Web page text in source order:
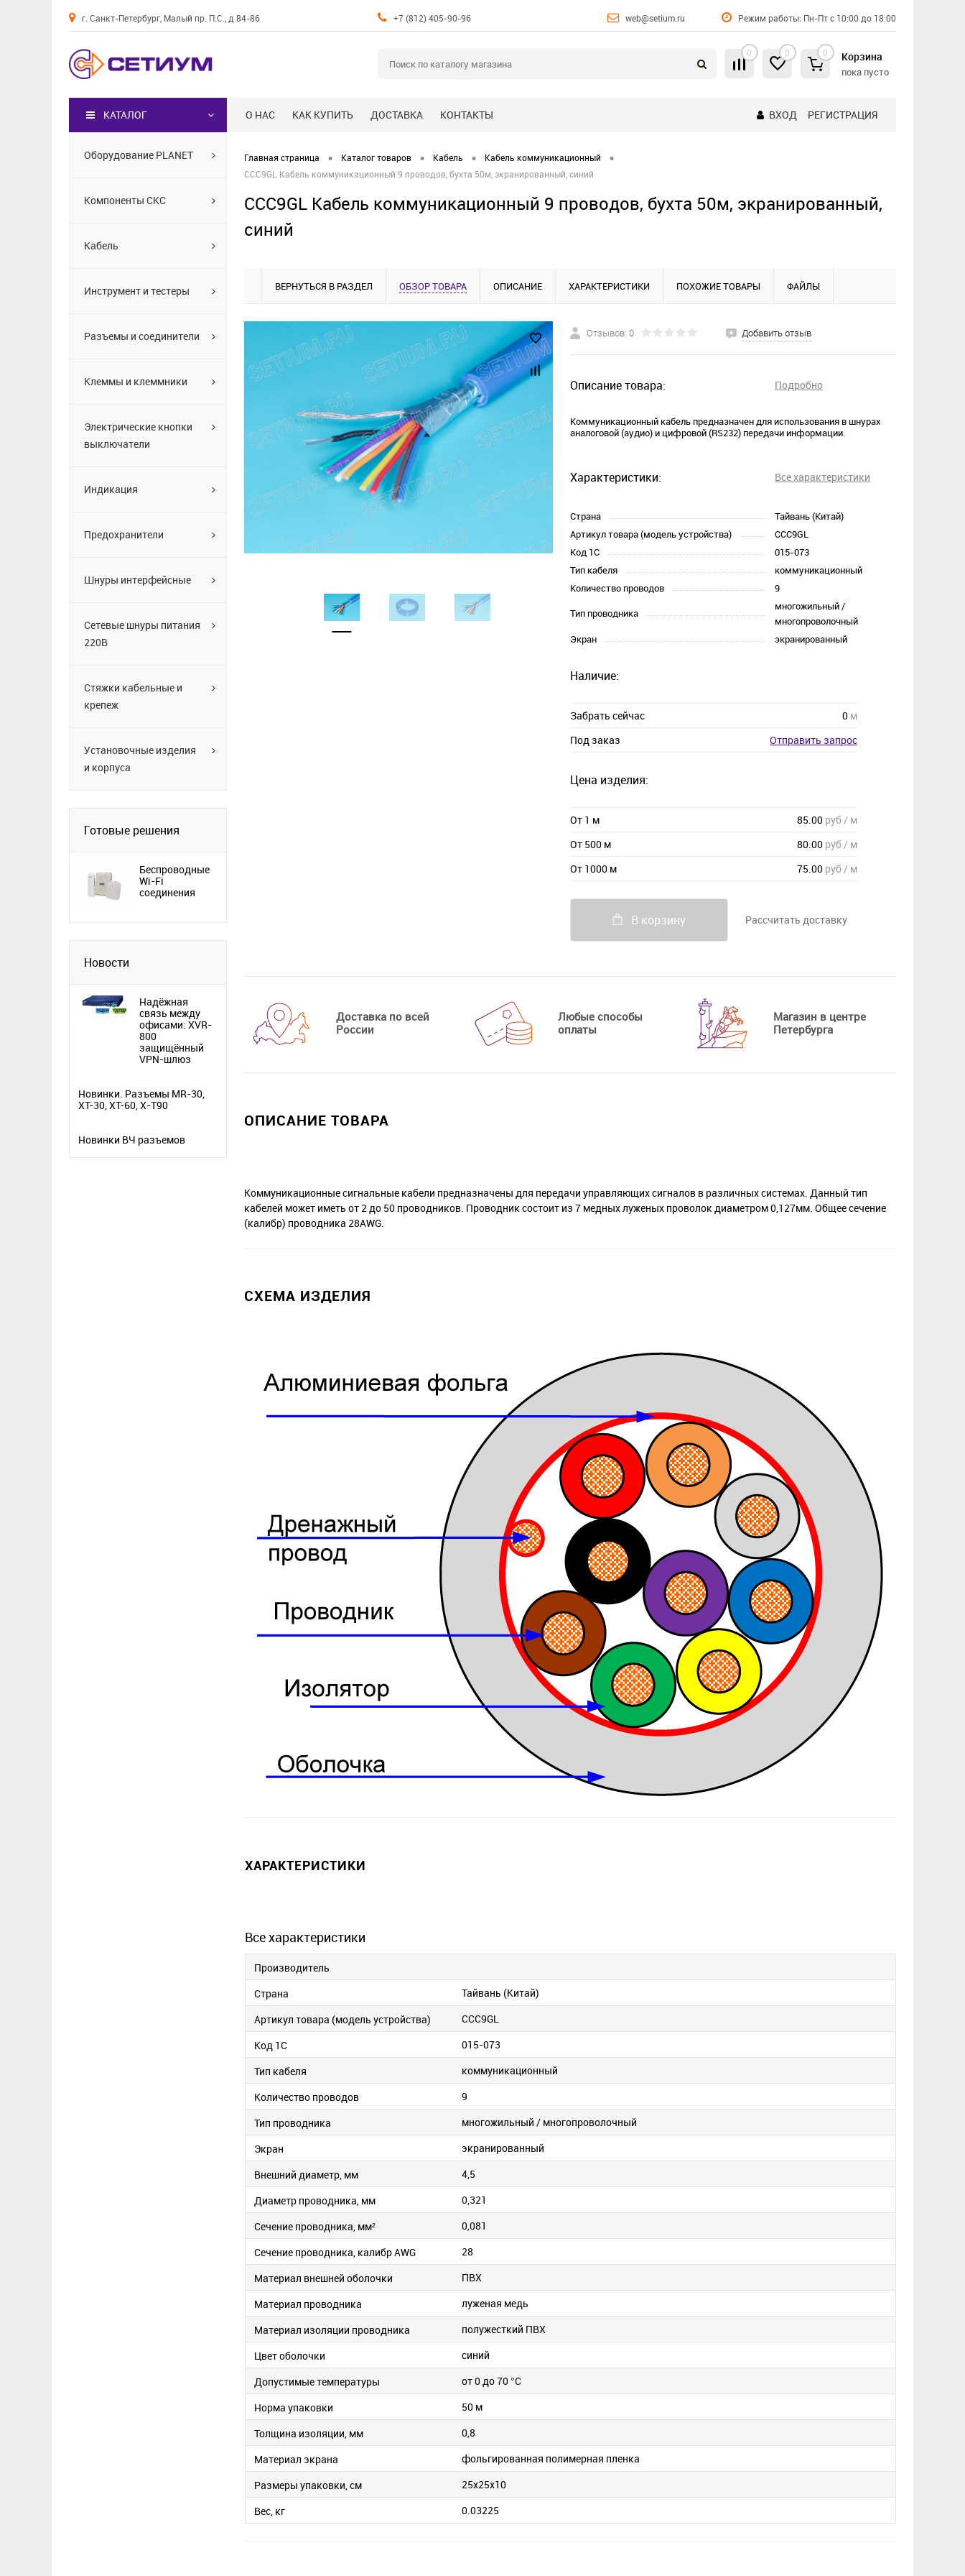
г. Санкт-Петербург, Малый пр. П.С., д 84-86 +7 (812) 405-90-96 web@setium.ru Режим работы: Пн-Пт с 10:00 до 18:00
0 0 0 Корзина
пока пусто
О НАС КАК КУПИТЬ ДОСТАВКА КОНТАКТЫ ВХОД РЕГИСТРАЦИЯ
КАТАЛОГ
Оборудование PLANET
Компоненты СКС
Кабель
Инструмент и тестеры
Разъемы и соединители
Клеммы и клеммники
Электрические кнопки
выключатели
Индикация
Предохранители
Шнуры интерфейсные
Сетевые шнуры питания
220В
Стяжки кабельные и
крепеж
Установочные изделия
и корпуса
Готовые решения
Беспроводные
Wi-Fi
соединения
Новости
Надёжная
связь между
офисами: XVR-
800
защищённый
VPN-шлюз
Новинки. Разъемы MR-30,
XT-30, XT-60, X-T90
Новинки ВЧ разъемов
Главная страница • Каталог товаров • Кабель • Кабель коммуникационный •
CCC9GL Кабель коммуникационный 9 проводов, бухта 50м, экранированный, синий
CCC9GL Кабель коммуникационный 9 проводов, бухта 50м, экранированный,
синий
ВЕРНУТЬСЯ В РАЗДЕЛ ОБЗОР ТОВАРА ОПИСАНИЕ ХАРАКТЕРИСТИКИ ПОХОЖИЕ ТОВАРЫ ФАЙЛЫ
Отзывов: 0 Добавить отзыв
Описание товара: Подробно
Коммуникационный кабель предназначен для использования в шнурах
аналоговой (аудио) и цифровой (RS232) передачи информации.
Характеристики: Все характеристики
Страна
Тайвань (Китай)
Артикул товара (модель устройства)
CCC9GL
Код 1С
015-073
Тип кабеля
коммуникационный
Количество проводов
9
Тип проводника
многожильный /
многопроволочный
Экран
экранированный
Наличие:
Забрать сейчас 0 м
Под заказ
Отправить запрос
Цена изделия:
От 1 м 85.00 руб / м
От 500 м
80.00 руб / м
От 1000 м
75.00 руб / м
В корзину Рассчитать доставку
Доставка по всей
России
Любые способы
оплаты
Магазин в центре
Петербурга
ОПИСАНИЕ ТОВАРА
Коммуникационные сигнальные кабели предназначены для передачи управляющих сигналов в различных системах. Данный тип
кабелей может иметь от 2 до 50 проводников. Проводник состоит из 7 медных луженых проволок диаметром 0,127мм. Общее сечение
(калибр) проводника 28AWG.
СХЕМА ИЗДЕЛИЯ
ХАРАКТЕРИСТИКИ
Все характеристики
Производитель
Страна
Тайвань (Китай)
Артикул товара (модель устройства)
CCC9GL
Код 1С
015-073
Тип кабеля
коммуникационный
Количество проводов
9
Тип проводника
многожильный / многопроволочный
Экран
экранированный
Внешний диаметр, мм
4,5
Диаметр проводника, мм
0,321
Сечение проводника, мм²
0,081
Сечение проводника, калибр AWG
28
Материал внешней оболочки
ПВХ
Материал проводника
луженая медь
Материал изоляции проводника
полужесткий ПВХ
Цвет оболочки
синий
Допустимые температуры
от 0 до 70 °C
Норма упаковки
50 м
Толщина изоляции, мм
0,8
Материал экрана
фольгированная полимерная пленка
Размеры упаковки, см
25x25x10
Вес, кг
0.03225